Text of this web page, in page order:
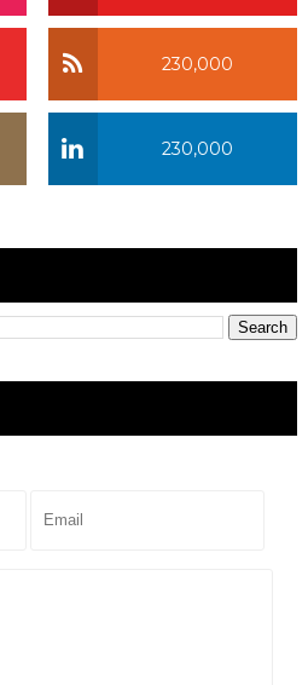
230,000
230,000